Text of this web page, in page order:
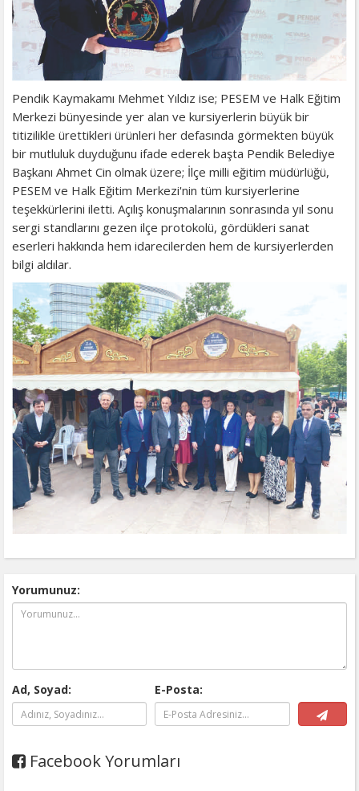
Pendik Kaymakamı Mehmet Yıldız ise; PESEM ve Halk Eğitim
Merkezi bünyesinde yer alan ve kursiyerlerin büyük bir
titizilikle ürettikleri ürünleri her defasında görmekten büyük
bir mutluluk duyduğunu ifade ederek başta Pendik Belediye
Başkanı Ahmet Cin olmak üzere; İlçe milli eğitim müdürlüğü,
PESEM ve Halk Eğitim Merkezi'nin tüm kursiyerlerine
teşekkürlerini iletti. Açılış konuşmalarının sonrasında yıl sonu
sergi standlarını gezen ilçe protokolü, gördükleri sanat
eserleri hakkında hem idarecilerden hem de kursiyerlerden
bilgi aldılar.
Yorumunuz:
Ad, Soyad: E-Posta:
Facebook Yorumları